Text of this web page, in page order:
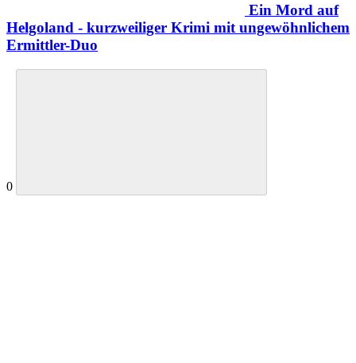
Ein Mord auf
Helgoland - kurzweiliger Krimi mit ungewöhnlichem
Ermittler-Duo
0